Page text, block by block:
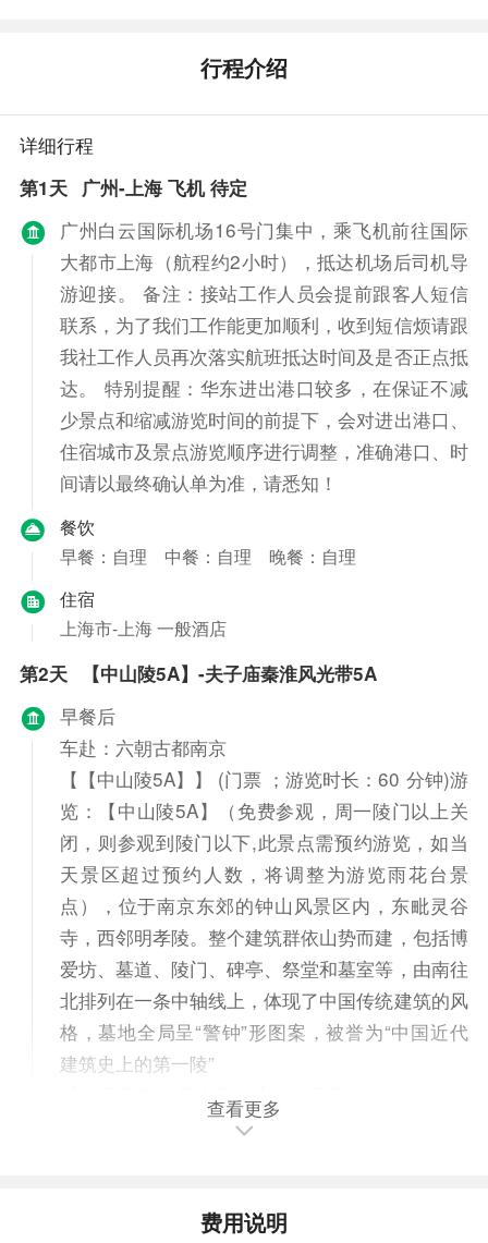
行程介绍
详细行程
第1天 广州-上海 飞机 待定
广州白云国际机场16号门集中，乘飞机前往国际
大都市上海（航程约2小时），抵达机场后司机导
游迎接。 备注：接站工作人员会提前跟客人短信
联系，为了我们工作能更加顺利，收到短信烦请跟
我社工作人员再次落实航班抵达时间及是否正点抵
达。 特别提醒：华东进出港口较多，在保证不减
少景点和缩减游览时间的前提下，会对进出港口、
住宿城市及景点游览顺序进行调整，准确港口、时
间请以最终确认单为准，请悉知！
餐饮
早餐：自理
中餐：自理
晚餐：自理
住宿
上海市-上海 一般酒店
第2天 【中山陵5A】-夫子庙秦淮风光带5A
早餐后
车赴：六朝古都南京
【【中山陵5A】】 (门票 ；游览时长：60 分钟)游
览：【中山陵5A】（免费参观，周一陵门以上关
闭，则参观到陵门以下,此景点需预约游览，如当
天景区超过预约人数，将调整为游览雨花台景
点），位于南京东郊的钟山风景区内，东毗灵谷
寺，西邻明孝陵。整个建筑群依山势而建，包括博
爱坊、墓道、陵门、碑亭、祭堂和墓室等，由南往
北排列在一条中轴线上，体现了中国传统建筑的风
格，墓地全局呈“警钟”形图案，被誉为“中国近代
建筑史上的第一陵”
【夫子庙秦淮风光带5A】 (夫子庙一条街 ；游览
时长：60 分钟)看秦淮河两岸风光，感受旧时“江
车赴：太湖明珠无锡（170KM,车程约2.5小时）
查看更多
费用说明